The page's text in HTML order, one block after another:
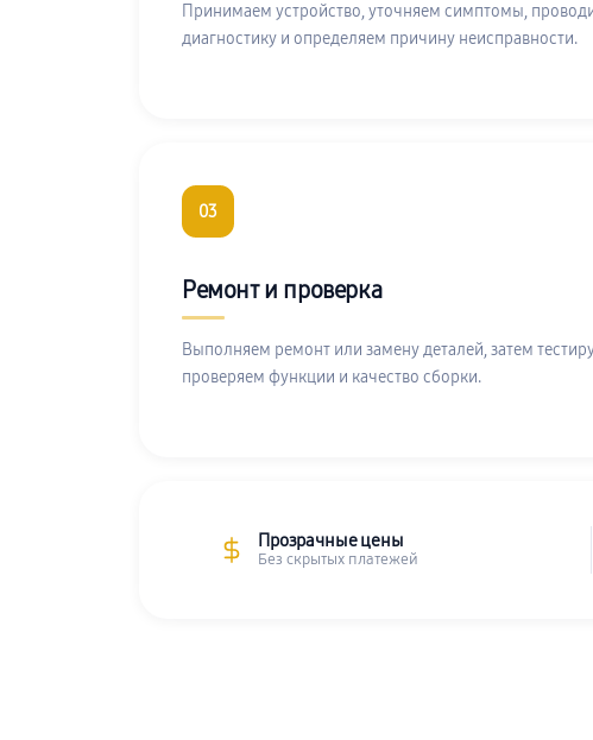
Принимаем устройство, уточняем симптомы,
диагностику и определяем причину неисправности.
03
Ремонт и проверка
Выполняем ремонт или замену деталей, затем
проверяем функции и качество сборки.
Прозрачные цены
Без скрытых платежей